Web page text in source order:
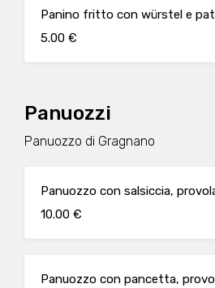
Panino fritto con würstel e
5.00 €
Panuozzi
Panuozzo di Gragnano
Panuozzo con salsiccia,
10.00 €
Panuozzo con pancetta,